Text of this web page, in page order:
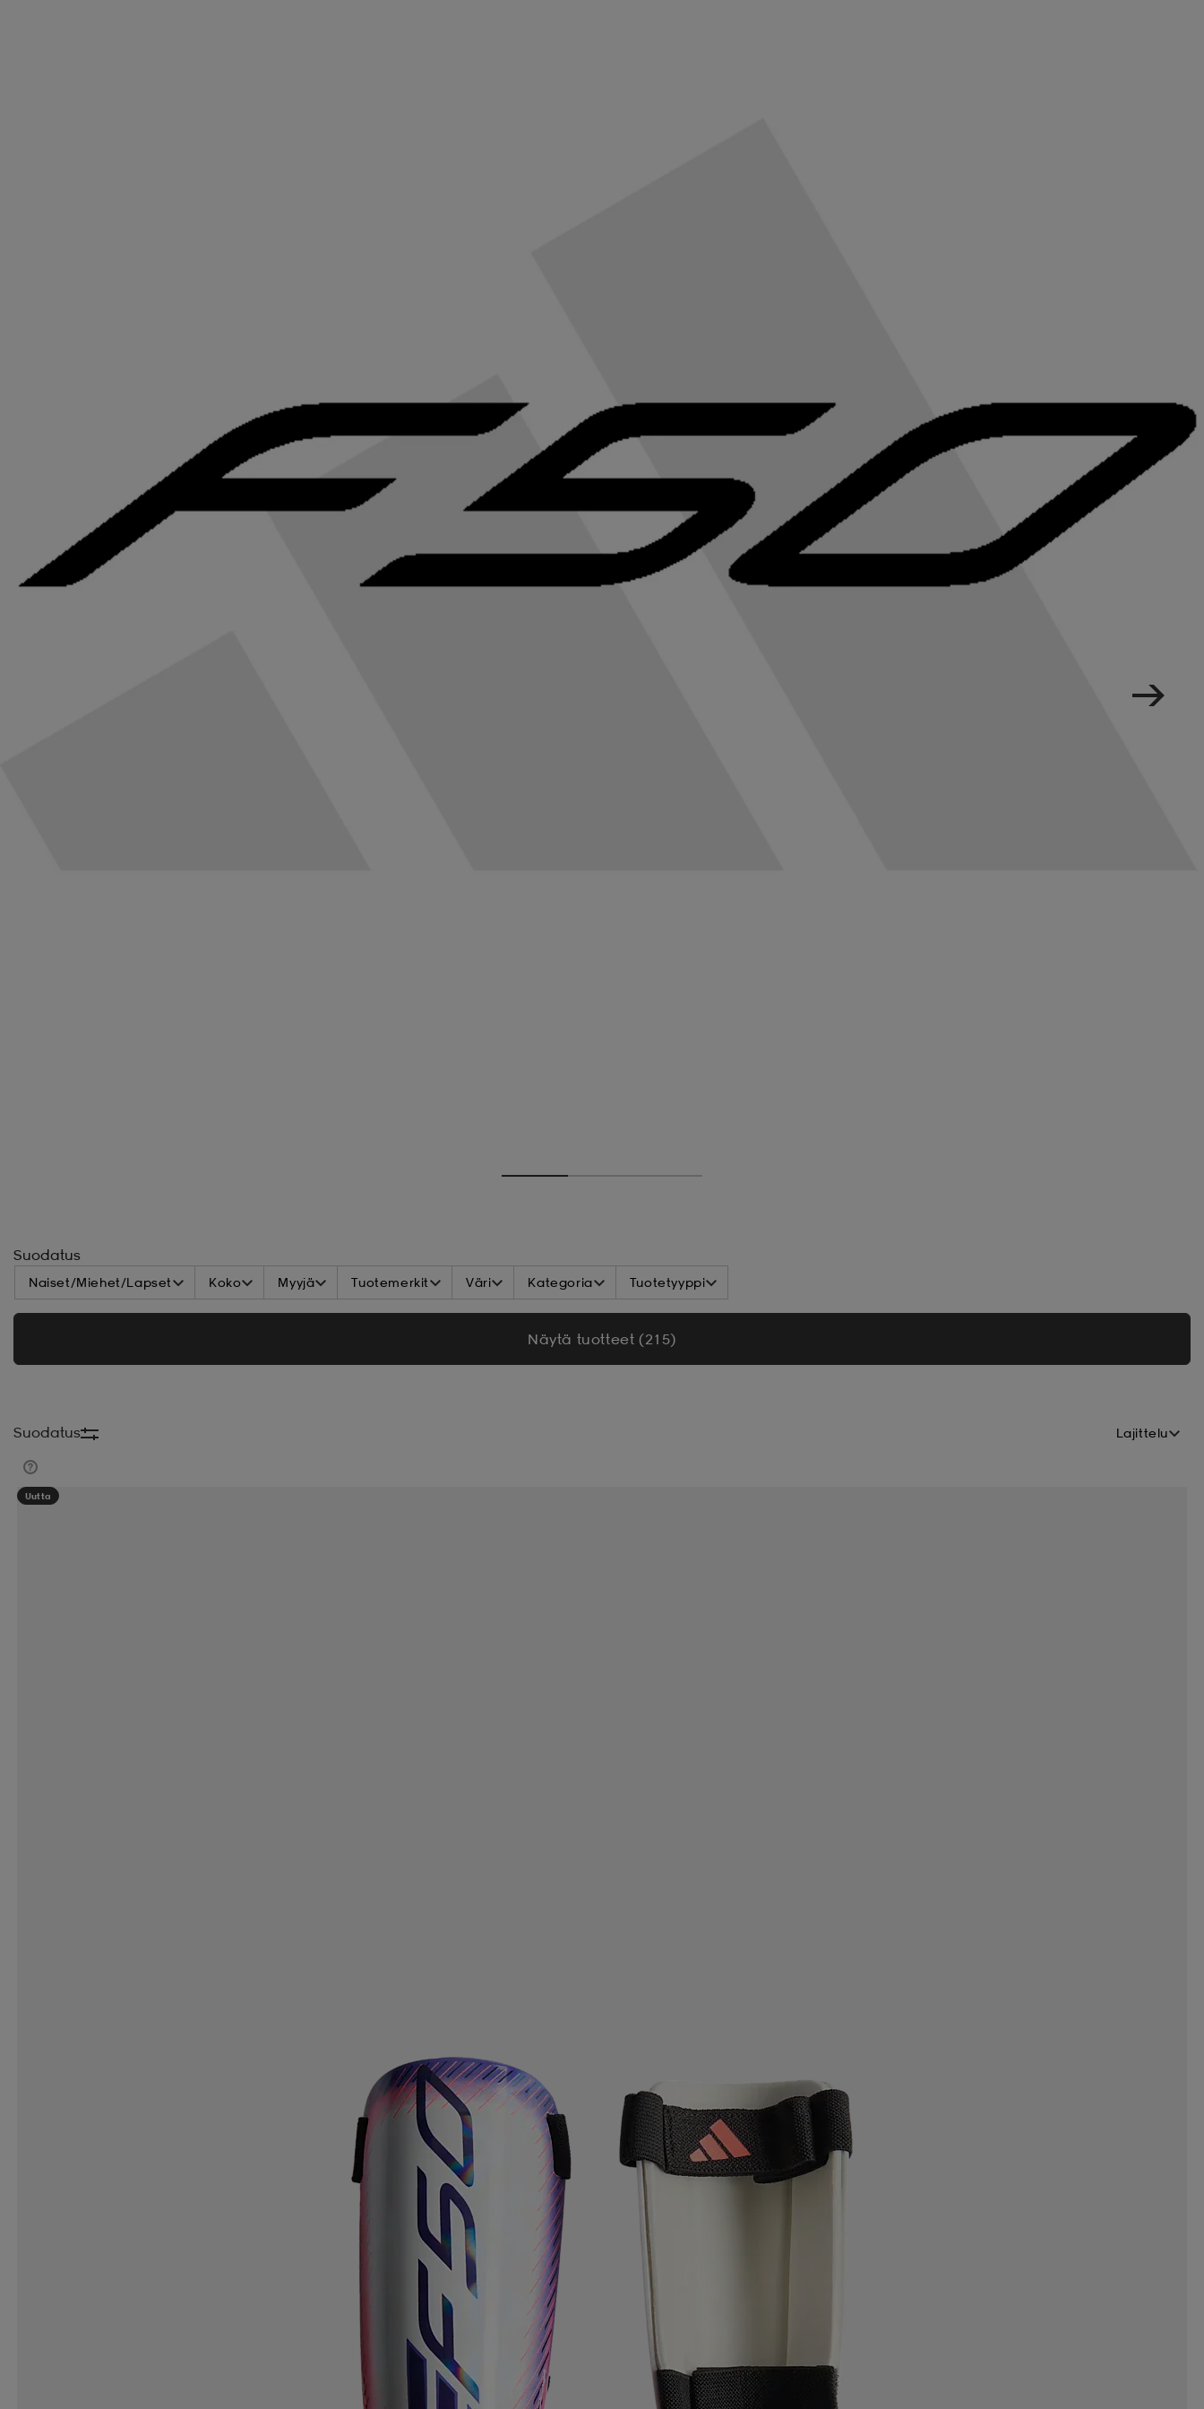
Suodatus
Naiset/Miehet/Lapset Koko Myyjä Tuotemerkit Väri Kategoria Tuotetyyppi
Näytä tuotteet (215)
Suodatus Lajittelu
Uutta